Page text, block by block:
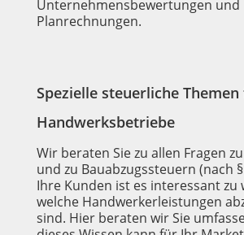
Unternehmensbewertungen und
Planrechnungen.
Spezielle steuerliche
Handwerksbetriebe
Wir beraten Sie zu allen Fragen
und zu Bauabzugssteuern (nach §
Ihre Kunden ist es interessant zu
welche Handwerkerleistungen
sind. Hier beraten wir Sie